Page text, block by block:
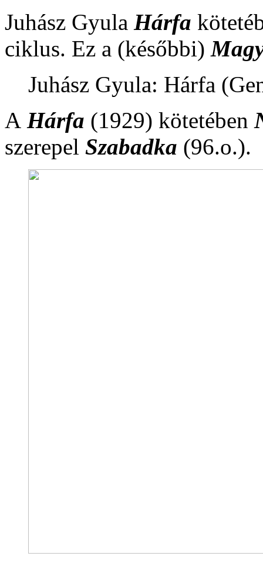
Juhász Gyula Hárfa
ciklus. Ez a (későbbi)
Juhász Gyula: Hárfa
A Hárfa (1929) kötetében
szerepel Szabadka (96.o.).